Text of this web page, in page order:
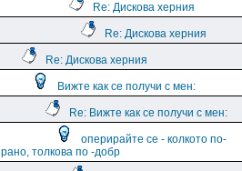
Re: Дискова херния
Re: Дискова херния
Re: Дискова херния
Вижте как се получи с мен:
Re: Вижте как се получи с мен:
оперирайте се - колкото по-
рано, толкова по -добр